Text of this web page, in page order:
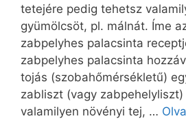
tetejére pedig tehetsz
gyümölcsöt, pl. málnát. Íme
zabpelyhes palacsinta
zabpelyhes palacsinta
tojás (szobahőmérsékletű)
zabliszt (vagy
valamilyen növényi tej, …